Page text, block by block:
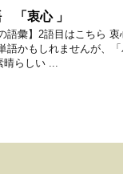
「衷心 」
語彙】2語目はこちら
語かもしれませんが、
晴らしい ...